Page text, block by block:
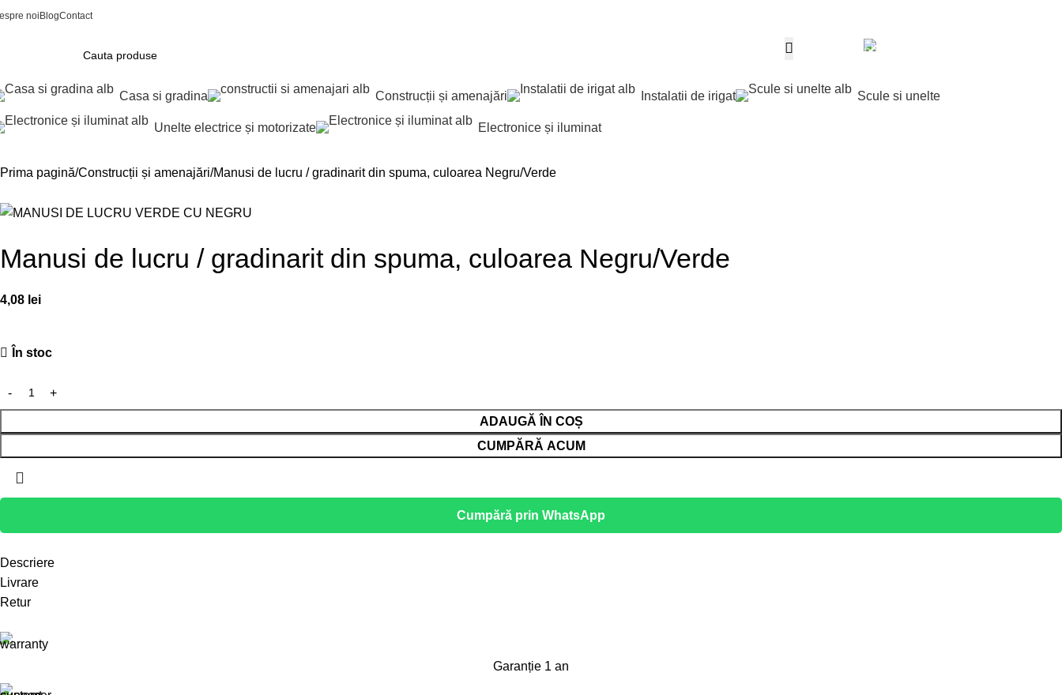
noi BlogContact
Casa si gradina Construcții și amenajări Instalatii de irigat Scule si unelte
Unelte electrice și motorizate Electronice și iluminat
Prima pagină Construcții și amenajări Manusi de lucru / gradinarit din spuma, culoarea Negru/Verde
Manusi de lucru / gradinarit din spuma, culoarea Negru/Verde
4,08 lei
În stoc
ADAUGĂ ÎN COȘ
CUMPĂRĂ ACUM
Cumpără prin WhatsApp
Descriere
Livrare
Retur
Garanție 1 an